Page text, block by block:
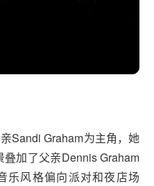
Sandi Graham为主角，她
加了父亲Dennis Graham
乐风格偏向派对和夜店场